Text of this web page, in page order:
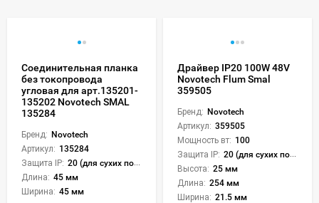
Соединительная планка
без токопровода
угловая для арт.135201-
135202 Novotech SMAL
135284
Бренд: Novotech
Артикул: 135284
Защита IP: 20 (для сухих пом.)
Длина: 45 мм
Ширина: 45 мм
Драйвер IP20 100W 48V
Novotech Flum Smal
359505
Бренд: Novotech
Артикул: 359505
Мощность вт: 100
Защита IP: 20 (для сухих пом.)
Высота: 25 мм
Длина: 254 мм
Ширина: 21.5 мм